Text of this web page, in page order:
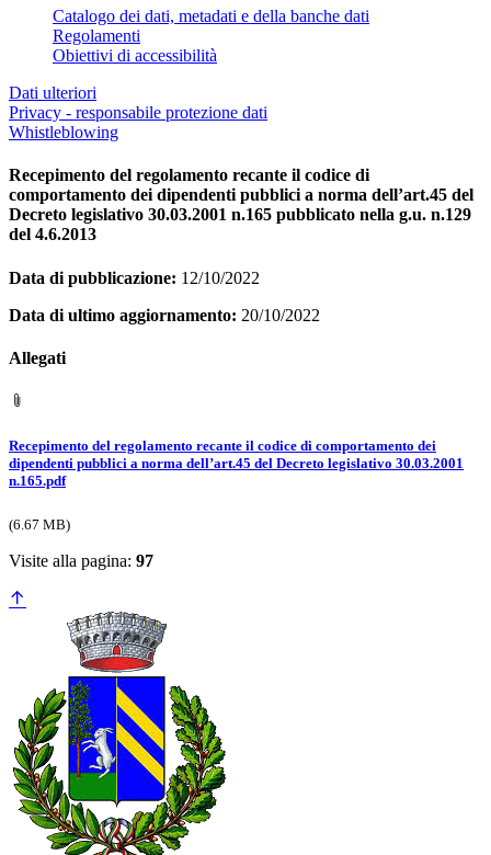
Catalogo dei dati, metadati e della banche dati
Regolamenti
Obiettivi di accessibilità
Dati ulteriori
Privacy - responsabile protezione dati
Whistleblowing
Recepimento del regolamento recante il codice di
comportamento dei dipendenti pubblici a norma dell’art.45 del
Decreto legislativo 30.03.2001 n.165 pubblicato nella g.u. n.129
del 4.6.2013
Data di pubblicazione: 12/10/2022
Data di ultimo aggiornamento: 20/10/2022
Allegati
Recepimento del regolamento recante il codice di comportamento dei
dipendenti pubblici a norma dell’art.45 del Decreto legislativo 30.03.2001
n.165.pdf
(6.67 MB)
Visite alla pagina: 97